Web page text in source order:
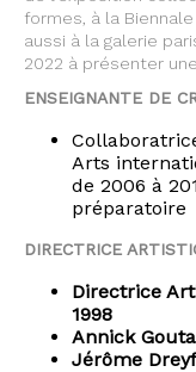
formes, à la
aussi à la galerie
2022 à présenter
ENSEIGNANTE DE
Arts
de 2006 à
préparatoire
DIRECTRICE
Directrice
1998
Annick
Jérôme